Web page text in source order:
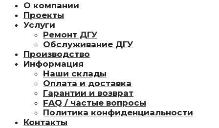
О компании
Проекты
Услуги
Ремонт ДГУ
Обслуживание ДГУ
Производство
Информация
Наши склады
Оплата и доставка
Гарантии и возврат
FAQ / частые вопросы
Политика конфиденциальности
Контакты